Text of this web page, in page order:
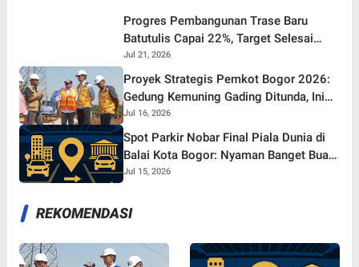
Progres Pembangunan Trase Baru
Batutulis Capai 22%, Target Selesai
Oktober 2026!
Jul 21, 2026
Proyek Strategis Pemkot Bogor 2026:
Gedung Kemuning Gading Ditunda, Ini
yang Tetap Gaspol!
Jul 16, 2026
Spot Parkir Nobar Final Piala Dunia di
Balai Kota Bogor: Nyaman Banget Buat
Nonton Bareng!
Jul 15, 2026
REKOMENDASI